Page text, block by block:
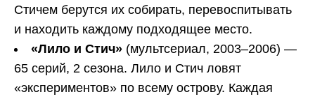
Стичем берутся их собирать, перевоспитывать
и находить каждому подходящее место.
«Лило и Стич» (мультсериал, 2003–2006) —
65 серий, 2 сезона. Лило и Стич ловят
«экспериментов» по всему острову. Каждая